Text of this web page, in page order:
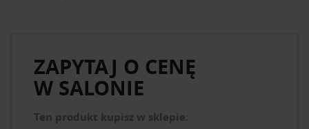
ZAPYTAJ O CENĘ
W SALONIE
Ten produkt kupisz w sklepie: